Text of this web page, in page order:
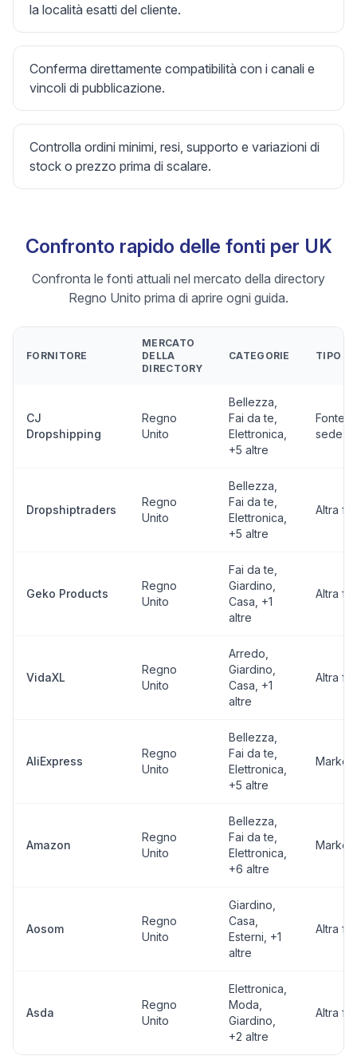
la località esatti del cliente.
Conferma direttamente compatibilità con i canali e
vincoli di pubblicazione.
Controlla ordini minimi, resi, supporto e variazioni di
stock o prezzo prima di scalare.
Confronto rapido delle fonti per UK
Confronta le fonti attuali nel mercato della directory
Regno Unito prima di aprire ogni guida.
FORNITORE
MERCATO
DELLA
DIRECTORY
CATEGORIE TIPO
CJ
Dropshipping
Regno
Unito
Bellezza,
Fai da te,
Elettronica
+5 altre
Fonte
sede in
Dropshiptraders
Regno
Unito
Bellezza,
Fai da te,
Elettronica
+5 altre
Altra
Geko Products
Regno
Unito
Fai da te,
Giardino,
Casa , +1
altre
Altra
VidaXL
Regno
Unito
Arredo,
Giardino,
Casa , +1
altre
Altra
AliExpress
Regno
Unito
Bellezza,
Fai da te,
Elettronica
+5 altre
Amazon
Regno
Unito
Bellezza,
Fai da te,
Elettronica
+6 altre
Aosom
Regno
Unito
Giardino,
Casa,
Esterni , +1
altre
Altra
Asda
Regno
Unito
Elettronica,
Moda,
Giardino
+2 altre
Altra